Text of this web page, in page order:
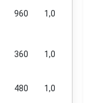
960 1,0
360 1,0
480 1,0